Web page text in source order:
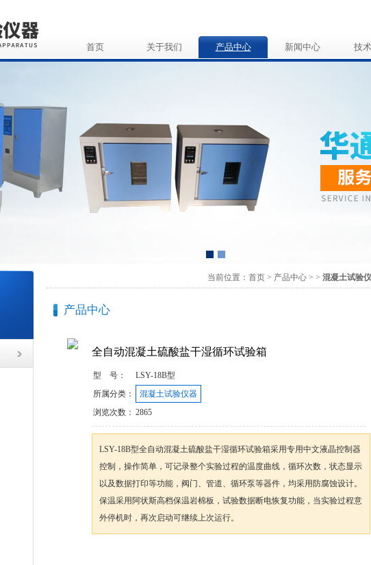
首页 关于我们 产品中心 新闻中心 技
当前位置： 首页 > 产品中心 > > 混凝土试验
产品中心
全自动混凝土硫酸盐干湿循环试验箱
型 号：
​LSY-18B型
所属分类：
混凝土试验仪器
浏览次数： 2865
LSY-18B型全自动混凝土硫酸盐干湿循环试验箱采用专用中文液晶控制器
控制，操作简单，可记录整个实验过程的温度曲线，循环次数，状态显示
以及数据打印等功能，阀门、管道、循环泵等器件，均采用防腐蚀设计。
保温采用阿状斯高档保温岩棉板，试验数据断电恢复功能，当实验过程意
外停机时，再次启动可继续上次运行。